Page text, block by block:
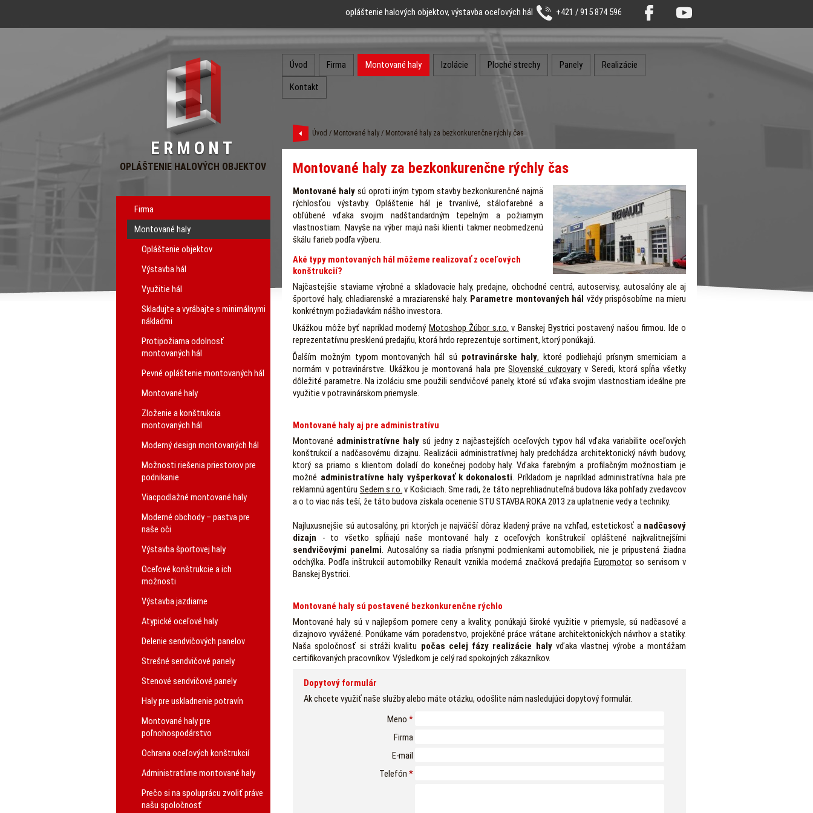
opláštenie halových objektov, výstavba oceľových hál +421 / 915 874 596
ERMONT
OPLÁŠTENIE HALOVÝCH OBJEKTOV
Firma
Montované haly
Opláštenie objektov
Výstavba hál
Využitie hál
Skladujte a vyrábajte s minimálnymi
nákladmi
Protipožiarna odolnosť
montovaných hál
Pevné opláštenie montovaných hál
Montované haly
Zloženie a konštrukcia
montovaných hál
Moderný design montovaných hál
Možnosti riešenia priestorov pre
podnikanie
Viacpodlažné montované haly
Moderné obchody – pastva pre
naše oči
Výstavba športovej haly
Oceľové konštrukcie a ich
možnosti
Výstavba jazdiarne
Atypické oceľové haly
Delenie sendvičových panelov
Strešné sendvičové panely
Stenové sendvičové panely
Haly pre uskladnenie potravín
Montované haly pre
poľnohospodárstvo
Ochrana oceľových konštrukcií
Administratívne montované haly
Prečo si na spoluprácu zvoliť práve
našu spoločnosť
Úvod Firma Montované haly Izolácie Ploché strechy Panely Realizácie
Kontakt
Úvod / Montované haly / Montované haly za bezkonkurenčne rýchly čas
Montované haly za bezkonkurenčne rýchly čas
Montované haly sú oproti iným typom stavby bezkonkurenčné najmä
rýchlosťou výstavby. Opláštenie hál je trvanlivé, stálofarebné a
obľúbené vďaka svojim nadštandardným tepelným a požiarnym
vlastnostiam. Navyše na výber majú naši klienti takmer neobmedzenú
škálu farieb podľa výberu.
Aké typy montovaných hál môžeme realizovať z oceľových
konštrukcií?
Najčastejšie staviame výrobné a skladovacie haly, predajne, obchodné centrá, autoservisy, autosalóny ale aj
športové haly, chladiarenské a mraziarenské haly. Parametre montovaných hál vždy prispôsobíme na mieru
konkrétnym požiadavkám nášho investora.
Ukážkou môže byť napríklad moderný Motoshop Žúbor s.r.o. v Banskej Bystrici postavený našou firmou. Ide o
reprezentatívnu presklenú predajňu, ktorá hrdo reprezentuje sortiment, ktorý ponúkajú.
Ďalším možným typom montovaných hál sú potravinárske haly, ktoré podliehajú prísnym smerniciam a
normám v potravinárstve. Ukážkou je montovaná hala preSlovenské cukrovary v Seredi, ktorá spĺňa všetky
dôležité parametre. Na izoláciu sme použili sendvičové panely, ktoré sú vďaka svojim vlastnostiam ideálne pre
využitie v potravinárskom priemysle.
Montované haly aj pre administratívu
Montované administratívne haly sú jedny z najčastejších oceľových typov hál vďaka variabilite oceľových
konštrukcií a nadčasovému dizajnu. Realizácii administratívnej haly predchádza architektonický návrh budovy,
ktorý sa priamo s klientom doladí do konečnej podoby haly. Vďaka farebným a profilačným možnostiam je
možné administratívne haly vyšperkovať k dokonalosti. Príkladom je napríklad administratívna hala pre
reklamnú agentúru Sedem s.r.o. v Košiciach. Sme radi, že táto neprehliadnuteľná budova láka pohľady zvedavcov
a o to viac nás teší, že táto budova získala ocenenie STU STAVBA ROKA 2013 za uplatnenie vedy a techniky.
Najluxusnejšie sú autosalóny, pri ktorých je najväčší dôraz kladený práve na vzhľad, estetickosť a nadčasový
dizajn - to všetko spĺňajú naše montované haly z oceľových konštrukcií opláštené najkvalitnejšími
sendvičovými panelmi. Autosalóny sa riadia prísnymi podmienkami automobiliek, nie je pripustená žiadna
odchýlka. Podľa inštrukcií automobilky Renault vznikla moderná značková predajňa Euromotorso servisom v
Banskej Bystrici.
Montované haly sú postavené bezkonkurenčne rýchlo
Montované haly sú v najlepšom pomere ceny a kvality, ponúkajú široké využitie v priemysle, sú nadčasové a
dizajnovo vyvážené. Ponúkame vám poradenstvo, projekčné práce vrátane architektonických návrhov a statiky.
Naša spoločnosť si stráži kvalitu počas celej fázy realizácie halyvďaka vlastnej výrobe a montážam
certifikovaných pracovníkov. Výsledkom je celý rad spokojných zákazníkov.
Dopytový formulár
Ak chcete využiť naše služby alebo máte otázku, odošlite nám nasledujúci dopytový formulár.
Meno *
Firma
E-mail
Telefón *